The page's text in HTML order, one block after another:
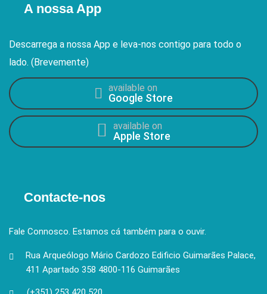
A nossa App
Descarrega a nossa App e leva-nos contigo para todo o
lado. (Brevemente)
available on
Google Store
available on
Apple Store
Contacte-nos
Fale Connosco. Estamos cá também para o ouvir.
Rua Arqueólogo Mário Cardozo Edificio Guimarães Palace,
411 Apartado 358 4800-116 Guimarães